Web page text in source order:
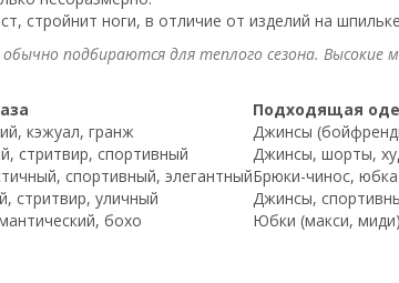
стройнит ноги, в отличие от изделий на
обычно подбираются для теплого сезона.
Подходящая
кэжуал, гранж
Джинсы
стритвир, спортивный
Джинсы, шорты,
спортивный, элегантныйБрюки-чинос,
стритвир, уличный
Джинсы,
бохо Юбки (макси,